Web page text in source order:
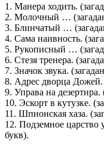
1. Манера ходить.
2. Молочный …
3. Блинчатый …
4. Сама наивность.
5. Рукописный …
6. Стезя тренера.
7. Значок звука.
8. Адрес дворца Дожей.
9. Управа на дезертира.
10. Эскорт в кутузке.
11. Шпионская хаза.
12. Подземное царство
букв).